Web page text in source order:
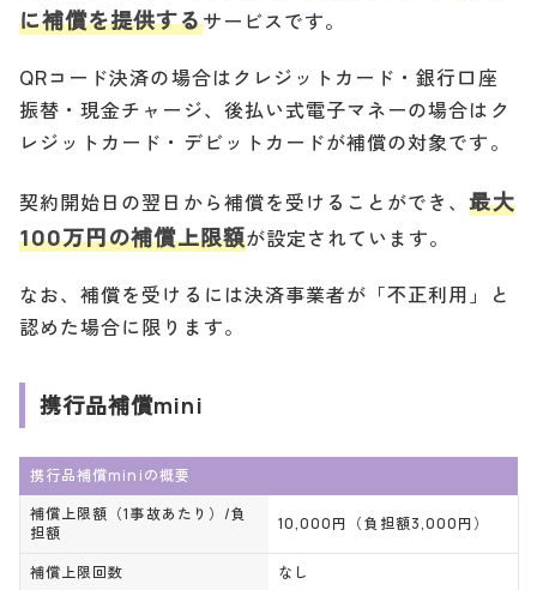
に補償を提供するサービスです。
QRコード決済の場合はクレジットカード・銀行口座
振替・現金チャージ、後払い式電子マネーの場合はク
レジットカード・デビットカードが補償の対象です。
契約開始日の翌日から補償を受けることができ、最大
100万円の補償上限額が設定されています。
なお、補償を受けるには決済事業者が「不正利用」と
認めた場合に限ります。
携行品補償mini
携行品補償miniの概要
補償上限額（1事故あたり）/負
担額
10,000円（負担額3,000円）
補償上限回数
なし